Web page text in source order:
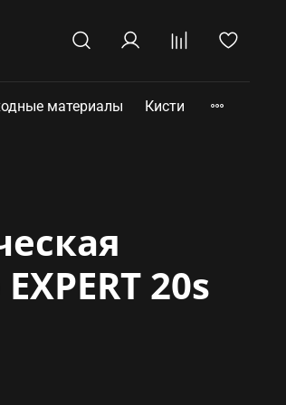
материалы Кисти
20s